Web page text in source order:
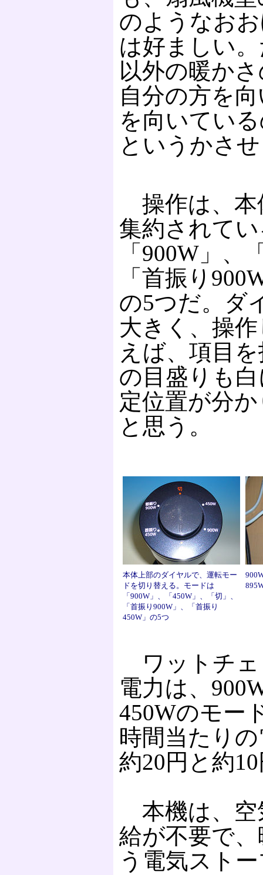
のようなお
は好ましい
以外の暖か
自分の方を
を向いてい
というかさ
操作は、本
集約されて
「900W」、
「首振り
の5つだ。ダ
大きく、操
えば、項目
の目盛りも
定位置が分
と思う。
本体上部のダイヤルで、運転モー
ドを切り替える。モードは
「900W」、「450W」、「切」、
「首振り900W」、「首振り
450W」の5つ
ワットチェ
電力は、
450Wのモー
時間当たり
約20円と約
本機は、空
給が不要で
う電気スト